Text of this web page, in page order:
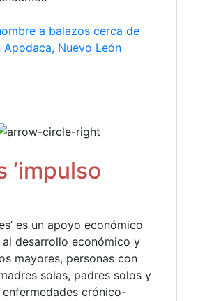
a balazos cerca de
Apodaca, Nuevo León
‘impulso
es un apoyo económico
desarrollo económico y
mayores, personas con
solas, padres solos y
crónico-